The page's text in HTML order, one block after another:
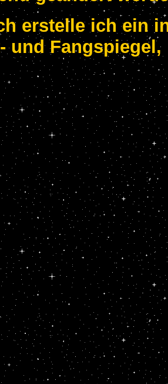
erstelle ich ein
und Fangspiegel,